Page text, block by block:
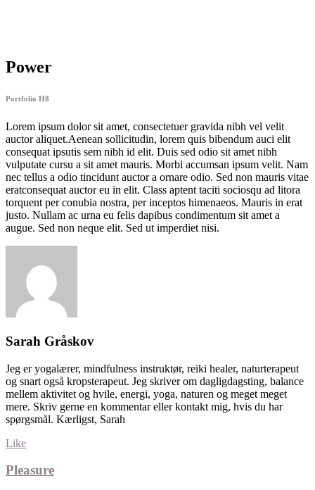
Power
Portfolio H8
Lorem ipsum dolor sit amet, consectetuer gravida nibh vel velit
auctor aliquet.Aenean sollicitudin, lorem quis bibendum auci elit
consequat ipsutis sem nibh id elit. Duis sed odio sit amet nibh
vulputate cursu a sit amet mauris. Morbi accumsan ipsum velit. Nam
nec tellus a odio tincidunt auctor a ornare odio. Sed non mauris vitae
eratconsequat auctor eu in elit. Class aptent taciti sociosqu ad litora
torquent per conubia nostra, per inceptos himenaeos. Mauris in erat
justo. Nullam ac urna eu felis dapibus condimentum sit amet a
augue. Sed non neque elit. Sed ut imperdiet nisi.
Sarah Gråskov
Jeg er yogalærer, mindfulness instruktør, reiki healer, naturterapeut
og snart også kropsterapeut. Jeg skriver om dagligdagsting, balance
mellem aktivitet og hvile, energi, yoga, naturen og meget meget
mere. Skriv gerne en kommentar eller kontakt mig, hvis du har
spørgsmål. Kærligst, Sarah
Like
Pleasure